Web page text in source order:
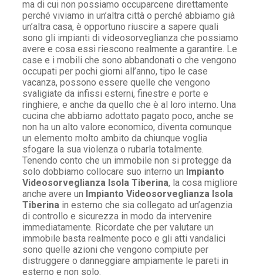
ma di cui non possiamo occuparcene direttamente
perché viviamo in un’altra città o perché abbiamo già
un’altra casa, è opportuno riuscire a sapere quali
sono gli impianti di videosorveglianza che possiamo
avere e cosa essi riescono realmente a garantire. Le
case e i mobili che sono abbandonati o che vengono
occupati per pochi giorni all’anno, tipo le case
vacanza, possono essere quelle che vengono
svaligiate da infissi esterni, finestre e porte e
ringhiere, e anche da quello che è al loro interno. Una
cucina che abbiamo adottato pagato poco, anche se
non ha un alto valore economico, diventa comunque
un elemento molto ambito da chiunque voglia
sfogare la sua violenza o rubarla totalmente.
Tenendo conto che un immobile non si protegge da
solo dobbiamo collocare suo interno un Impianto
Videosorveglianza Isola Tiberina, la cosa migliore
anche avere un Impianto Videosorveglianza Isola
Tiberina in esterno che sia collegato ad un’agenzia
di controllo e sicurezza in modo da intervenire
immediatamente. Ricordate che per valutare un
immobile basta realmente poco e gli atti vandalici
sono quelle azioni che vengono compiute per
distruggere o danneggiare ampiamente le pareti in
esterno e non solo.